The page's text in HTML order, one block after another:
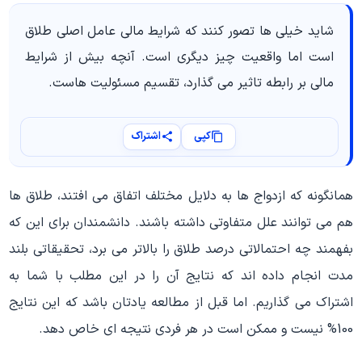
شاید خیلی ها تصور کنند که شرایط مالی عامل اصلی طلاق
است اما واقعیت چیز دیگری است. آنچه بیش از شرایط
مالی بر رابطه تاثیر می گذارد، تقسیم مسئولیت هاست.
کپی اشتراک
همانگونه که ازدواج ها به دلایل مختلف اتفاق می افتند، طلاق ها
هم می توانند علل متفاوتی داشته باشند. دانشمندان برای این که
بفهمند چه احتمالاتی درصد طلاق را بالاتر می برد، تحقیقاتی بلند
مدت انجام داده اند که نتایج آن را در این مطلب با شما به
اشتراک می گذاریم. اما قبل از مطالعه یادتان باشد که این نتایج
100% نیست و ممکن است در هر فردی نتیجه ای خاص دهد.